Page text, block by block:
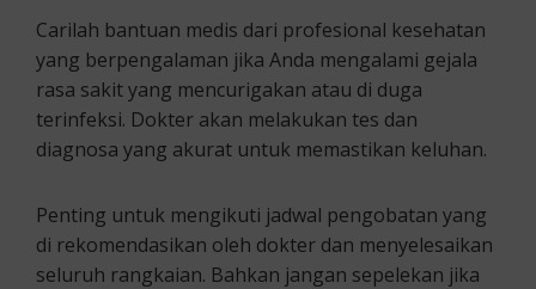
Carilah bantuan medis dari profesional kesehatan
yang berpengalaman jika Anda mengalami gejala
rasa sakit yang mencurigakan atau di duga
terinfeksi. Dokter akan melakukan tes dan
diagnosa yang akurat untuk memastikan keluhan.
Penting untuk mengikuti jadwal pengobatan yang
di rekomendasikan oleh dokter dan menyelesaikan
seluruh rangkaian. Bahkan jangan sepelekan jika